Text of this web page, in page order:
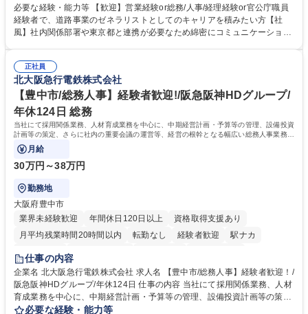
制度やキャリア支援が充実しております！ ※下記業務詳細 【業務詳細】■
管理部門：広報、人事、経理など当公社の運営に係る管理業務 ■収益部
門：駐車場の新規開拓、管理運営、新宿駅西口広場の「イベントコーナ
道路施設や道路工事現場の見学ツアー事業 ※入社後は上記いずれかの部門
へ配属。※業務内容変更の範囲：会社の定める業務 募集職種 【都庁グル
ープ】総合職（事務）◇残業月平均9時間未満／有給年平均16日取得
必要な経験・能力等 【歓迎】営業経験or総務/人事/経理経験or官公庁職員
経験者で、道路事業のゼネラリストとしてのキャリアを積みたい方【社
風】社内関係部署や東京都と連携が必要なため綿密にコミュニケーション
部門など多岐に渡る業務を経験できます。 ■様々なプロジェクト：駐車場
事業の他、新宿駅西口広場内に設置された照明を兼ねた広告「ブライトサ
イン」の管理運営を行うなど、事業収益を生み出す活動を積極的に行って
います。 学歴・資格 学歴：大学院 大学 高専 短大 専修学校 高校 語学力：
資格：
正社員
北大阪急行電鉄株式会社
【豊中市/総務人事】経験者歓迎!/阪急阪神HDグループ/
年休124日 総務
当社にて採用関係業務、人材育成業務を中心に、中期経営計画・予算等の管理、設備投資
計画等の策定、さらに社内の重要会議の運営等、経営の根幹となる幅広い総務人事業務全
般を担当していただきます。
月給
30万円～38万円
勤務地
大阪府豊中市
業界未経験歓迎
年間休日120日以上
資格取得支援あり
月平均残業時間20時間以内
転勤なし 経験者歓迎
駅ナカ
退職金あり
土日祝休み
服装自由 昼食補助あり 食事補助あり
仕事の内容
企業名 北大阪急行電鉄株式会社 求人名 【豊中市/総務人事】経験者歓迎！/
阪急阪神HDグループ/年休124日 仕事の内容 当社にて採用関係業務、人材
育成業務を中心に、中期経営計画・予算等の管理、設備投資計画等の策
定、さらに社内の重要会議の運営等、経営の根幹となる幅広い総務人事業
必要な経験・能力等